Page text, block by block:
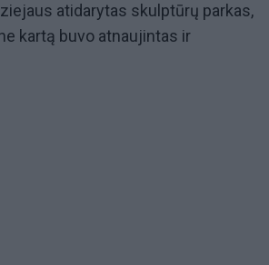
atidarytas skulptūrų parkas,
kartą buvo atnaujintas ir